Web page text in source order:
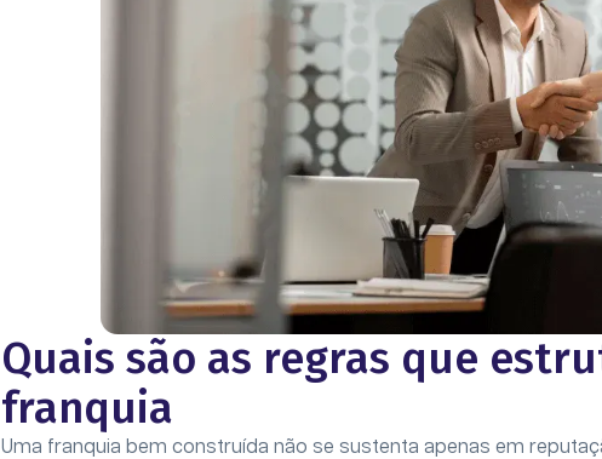
Quais são as regras que
franquia
Uma franquia bem construída não se sustenta apenas em